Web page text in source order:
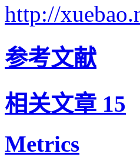
http://
参考文献
相关文章 15
Metrics